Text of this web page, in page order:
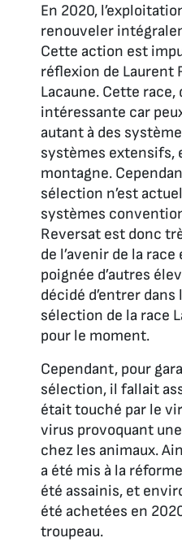
En 2020,
renouveler
Cette action est
réflexion de Laurent
Lacaune. Cette race,
intéressante car
autant à des
systèmes extensifs,
montagne.
sélection n’est
systèmes
Reversat est donc
de l’avenir de la race
poignée d’autres
décidé d’entrer dans
sélection de la race
pour le moment.
Cependant, pour
sélection, il fallait
était touché par le
virus provoquant
chez les animaux.
a été mis à la
été assainis, et
été achetées en
troupeau.